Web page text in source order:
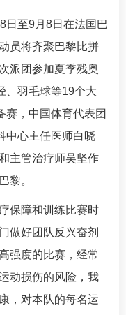
日至9月8日在法国巴
员将齐聚巴黎比拼
派团参加夏季残奥
、羽毛球等19个大
赛，中国体育代表团
中心主任医师白晓
主管治疗师吴坚作
黎。
保障和训练比赛时
做好团队反兴奋剂
强度的比赛，经常
动损伤的风险，我
，对本队的每名运